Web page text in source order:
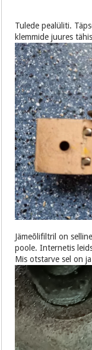
Tulede pealüliti.
klemmide juures
Jämeõlifiltril on
poole. Internetis
Mis otstarve sel on